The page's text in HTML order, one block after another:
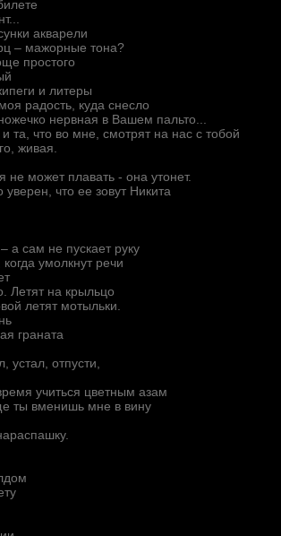
акварели
– мажорные тона?
простого
и литеры
радость, куда снесло
нервная в Вашем пальто...
и та, что во мне, смотрят на нас с тобой
живая.
не может плавать - она утонет.
что ее зовут Никита
а сам не пускает руку
умолкнут речи
Летят на крыльцо
летят мотыльки.
граната
устал, отпусти,
учиться цветным азам
ты вменишь мне в вину